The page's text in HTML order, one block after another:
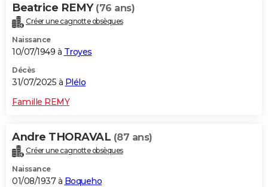
Bricolage
Lifestyle
Culture
Sport
Auto
Television
Voyage
Cinema
Beatrice REMY (76 ans)
Créer une cagnotte obsèques
Naissance
10/07/1949 à Troyes
Décès
31/07/2025 à Plélo
Famille REMY
Andre THORAVAL (87 ans)
Créer une cagnotte obsèques
Naissance
01/08/1937 à Boqueho